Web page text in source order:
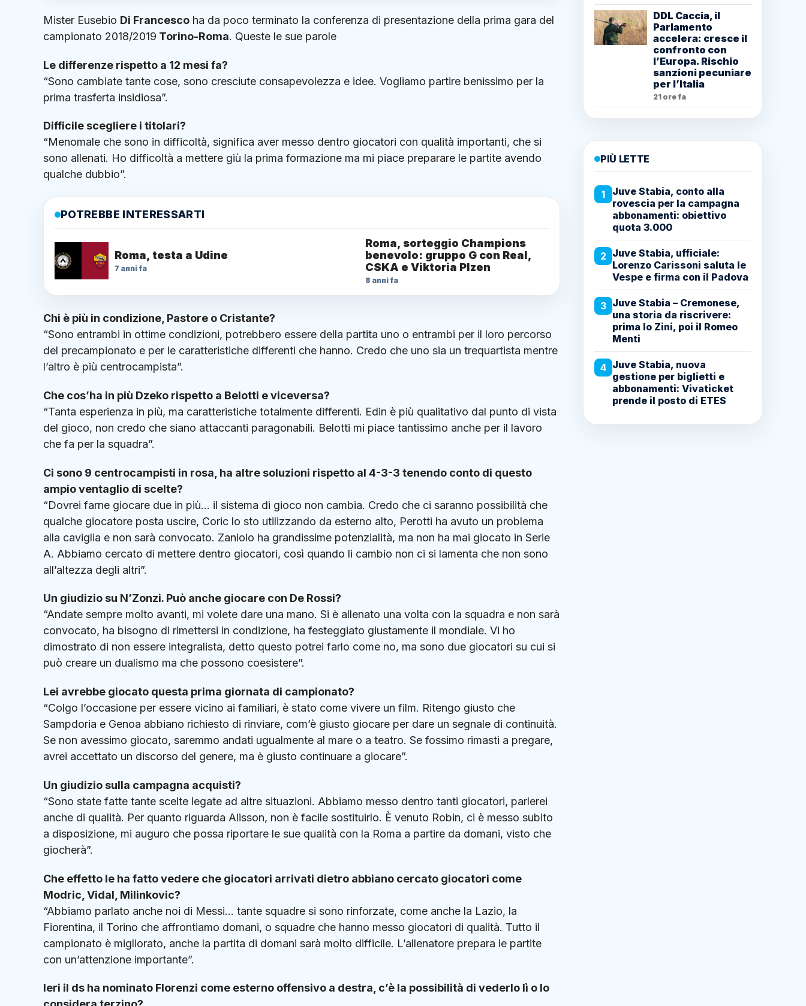
Mister Eusebio Di Francesco ha da poco terminato la conferenza di presentazione della prima gara del
campionato 2018/2019 Torino-Roma. Queste le sue parole
Le differenze rispetto a 12 mesi fa?
“Sono cambiate tante cose, sono cresciute consapevolezza e idee. Vogliamo partire benissimo per la
prima trasferta insidiosa”.
Difficile scegliere i titolari?
“Menomale che sono in difficoltà, significa aver messo dentro giocatori con qualità importanti, che si
sono allenati. Ho difficoltà a mettere giù la prima formazione ma mi piace preparare le partite avendo
qualche dubbio”.
POTREBBE INTERESSARTI
Roma, testa a Udine
7 anni fa
Roma, sorteggio Champions
benevolo: gruppo G con Real,
CSKA e Viktoria Plzen
8 anni fa
Chi è più in condizione, Pastore o Cristante?
“Sono entrambi in ottime condizioni, potrebbero essere della partita uno o entrambi per il loro percorso
del precampionato e per le caratteristiche differenti che hanno. Credo che uno sia un trequartista mentre
l’altro è più centrocampista”.
Che cos’ha in più Dzeko rispetto a Belotti e viceversa?
“Tanta esperienza in più, ma caratteristiche totalmente differenti. Edin è più qualitativo dal punto di vista
del gioco, non credo che siano attaccanti paragonabili. Belotti mi piace tantissimo anche per il lavoro
che fa per la squadra”.
Ci sono 9 centrocampisti in rosa, ha altre soluzioni rispetto al 4-3-3 tenendo conto di questo
ampio ventaglio di scelte?
“Dovrei farne giocare due in più… il sistema di gioco non cambia. Credo che ci saranno possibilità che
qualche giocatore posta uscire, Coric lo sto utilizzando da esterno alto, Perotti ha avuto un problema
alla caviglia e non sarà convocato. Zaniolo ha grandissime potenzialità, ma non ha mai giocato in Serie
A. Abbiamo cercato di mettere dentro giocatori, così quando li cambio non ci si lamenta che non sono
all’altezza degli altri”.
Un giudizio su N’Zonzi. Può anche giocare con De Rossi?
“Andate sempre molto avanti, mi volete dare una mano. Si è allenato una volta con la squadra e non sarà
convocato, ha bisogno di rimettersi in condizione, ha festeggiato giustamente il mondiale. Vi ho
dimostrato di non essere integralista, detto questo potrei farlo come no, ma sono due giocatori su cui si
può creare un dualismo ma che possono coesistere”.
Lei avrebbe giocato questa prima giornata di campionato?
“Colgo l’occasione per essere vicino ai familiari, è stato come vivere un film. Ritengo giusto che
Sampdoria e Genoa abbiano richiesto di rinviare, com’è giusto giocare per dare un segnale di continuità.
Se non avessimo giocato, saremmo andati ugualmente al mare o a teatro. Se fossimo rimasti a pregare,
avrei accettato un discorso del genere, ma è giusto continuare a giocare”.
Un giudizio sulla campagna acquisti?
“Sono state fatte tante scelte legate ad altre situazioni. Abbiamo messo dentro tanti giocatori, parlerei
anche di qualità. Per quanto riguarda Alisson, non è facile sostituirlo. È venuto Robin, ci è messo subito
a disposizione, mi auguro che possa riportare le sue qualità con la Roma a partire da domani, visto che
giocherà”.
Che effetto le ha fatto vedere che giocatori arrivati dietro abbiano cercato giocatori come
Modric, Vidal, Milinkovic?
“Abbiamo parlato anche noi di Messi… tante squadre si sono rinforzate, come anche la Lazio, la
Fiorentina, il Torino che affrontiamo domani, o squadre che hanno messo giocatori di qualità. Tutto il
campionato è migliorato, anche la partita di domani sarà molto difficile. L’allenatore prepara le partite
con un’attenzione importante”.
Ieri il ds ha nominato Florenzi come esterno offensivo a destra, c’è la possibilità di vederlo lì o lo
DDL Caccia, il
Parlamento
accelera: cresce il
confronto con
l’Europa. Rischio
sanzioni pecuniare
per l’Italia
21 ore fa
PIÙ LETTE
1
Juve Stabia, conto alla
rovescia per la campagna
abbonamenti: obiettivo
quota 3.000
2 Juve Stabia, ufficiale:
Lorenzo Carissoni saluta le
Vespe e firma con il Padova
3 Juve Stabia – Cremonese,
una storia da riscrivere:
prima lo Zini, poi il Romeo
Menti
4 Juve Stabia, nuova
gestione per biglietti e
abbonamenti: Vivaticket
prende il posto di ETES